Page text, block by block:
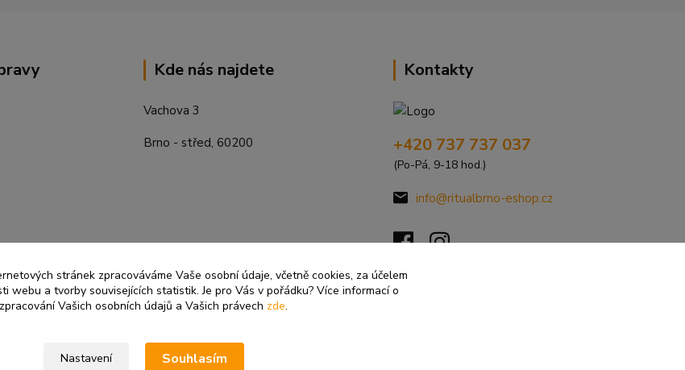
Kde nás najdete
Vachova 3
Brno - střed, 60200
Kontakty
+420 737 737 037
(Po-Pá, 9-18 hod.)
info@ritualbrno-eshop.cz
stránek zpracováváme Vaše osobní údaje, včetně cookies, za účelem
webu a tvorby souvisejících statistik. Je pro Vás v pořádku? Více informací o
zpracování Vašich osobních údajů a Vašich právech zde.
Nastavení Souhlasím